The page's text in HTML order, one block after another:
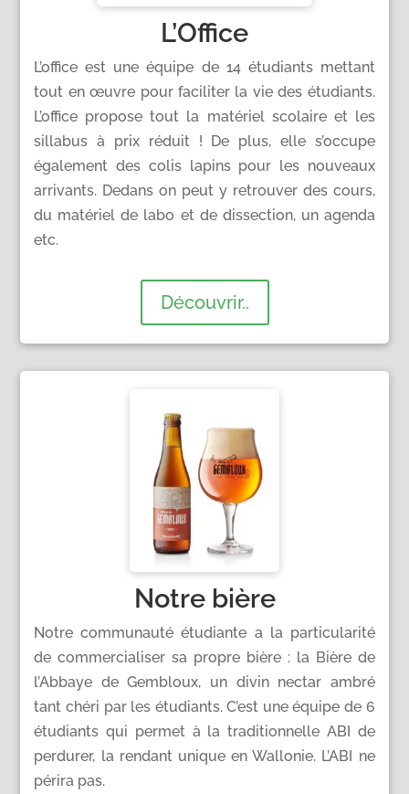
L’Office
L’office est une équipe de 14 étudiants mettant
tout en œuvre pour faciliter la vie des étudiants.
L’office propose tout la matériel scolaire et les
sillabus à prix réduit ! De plus, elle s’occupe
également des colis lapins pour les nouveaux
arrivants. Dedans on peut y retrouver des cours,
du matériel de labo et de dissection, un agenda
etc.
Découvrir..
Notre bière
Notre communauté étudiante a la particularité
de commercialiser sa propre bière : la Bière de
l’Abbaye de Gembloux, un divin nectar ambré
tant chéri par les étudiants. C’est une équipe de 6
étudiants qui permet à la traditionnelle ABI de
perdurer, la rendant unique en Wallonie. L’ABI ne
périra pas.